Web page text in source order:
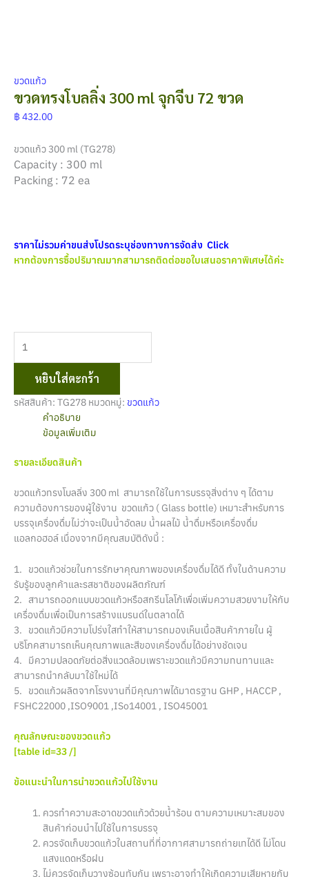
ขวดแก้ว
ขวดทรงโบลลิ่ง 300 ml จุกจีบ 72 ขวด
฿ 432.00
ขวดแก้ว 300 ml (TG278)
Capacity : 300 ml
Packing : 72 ea
ราคาไม่รวมค่าขนส่งโปรดระบุช่องทางการจัดส่ง Click
หากต้องการซื้อปริมาณมากสามารถติดต่อขอใบเสนอราคาพิเศษได้ค่ะ
หยิบใส่ตะกร้า
รหัสสินค้า: TG278 หมวดหมู่: ขวดแก้ว
คำอธิบาย
ข้อมูลเพิ่มเติม
รายละเอียดสินค้า
ขวดแก้วทรงโบลลิ่ง 300 ml สามารถใช้ในการบรรจุสิ่งต่าง ๆ ได้ตาม
ความต้องการของผู้ใช้งาน ขวดแก้ว ( Glass bottle) เหมาะสำหรับการ
บรรจุเครื่องดื่มไม่ว่าจะเป็นน้ำอัดลม น้ำผลไม้ น้ำดื่มหรือเครื่องดื่ม
แอลกอฮอล์ เนื่องจากมีคุณสมบัติดังนี้ :
1. ขวดแก้วช่วยในการรักษาคุณภาพของเครื่องดื่มได้ดี ทั้งในด้านความ
รับรู้ของลูกค้าและรสชาติของผลิตภัณฑ์
2. สามารถออกแบบขวดแก้วหรือสกรีนโลโก้เพื่อเพิ่มความสวยงามให้กับ
เครื่องดื่มเพื่อเป็นการสร้างแบรนด์ในตลาดได้
3. ขวดแก้วมีความโปร่งใสทำให้สามารถมองเห็นเนื้อสินค้าภายใน ผู้
บริโภคสามารถเห็นคุณภาพและสีของเครื่องดื่มได้อย่างชัดเจน
4. มีความปลอดภัยต่อสิ่งแวดล้อมเพราะขวดแก้วมีความทนทานและ
สามารถนำกลับมาใช้ใหม่ได้
5. ขวดแก้วผลิตจากโรงงานที่มีคุณภาพได้มาตรฐาน GHP , HACCP ,
FSHC22000 ,ISO9001 ,ISo14001 , ISO45001
คุณลักษณะของขวดแก้ว
[table id=33 /]
ข้อแนะนำในการนำขวดแก้วไปใช้งาน
ควรทำความสะอาดขวดแก้วด้วยน้ำร้อน ตามความเหมาะสมของ
สินค้าก่อนนำไปใช้ในการบรรจุ
ควรจัดเก็บขวดแก้วในสถานที่ที่อากาศสามารถถ่ายเทได้ดี ไม่โดน
แสงแดดหรือฝน
ไม่ควรจัดเก็บวางซ้อนทับกัน เพราะอาจทำให้เกิดความเสียหายกับ